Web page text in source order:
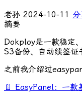
老孙 2024-10-11
摘要
Dokploy是一款稳定
S3备份、自动续签
之前我介绍过
📄 EasyPanel：一款